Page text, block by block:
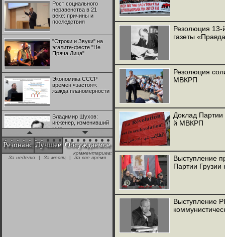
Рост социального
неравенства в 21
веке: причины и
последствия
"Строки и Звуки" на
эгалите-фесте "Не
Пряча Лица"
Экономика СССР
времен «застоя»:
жажда планомерности
Владимир Шухов:
инженер, изменивший
мир
"Аркадий Коц" на
эгалите-фесте "Не
Резонанс Лучшее Обсуждаемое
комментариев:
За неделю
| За месяц | За все время
Резолюция 13-
газеты
Резолюция
МВКРП
Доклад
й МВКРП
Выступление
Партии
Выступление